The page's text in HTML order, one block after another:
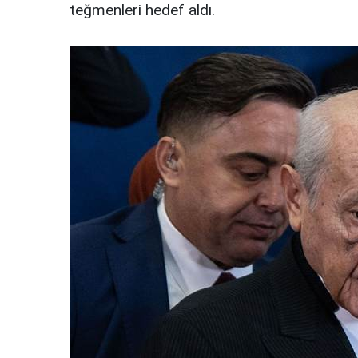
teğmenleri hedef aldı.